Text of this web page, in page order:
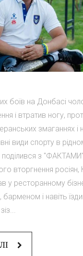
боїв на Донбасі
і втратив ногу,
змаганнях і
види спорту в
поділився з
вторгнення росіян,
у ресторанному
барменом і навіть